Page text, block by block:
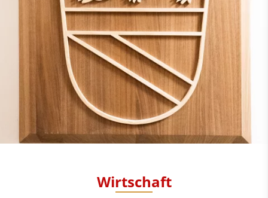
Wirtschaft